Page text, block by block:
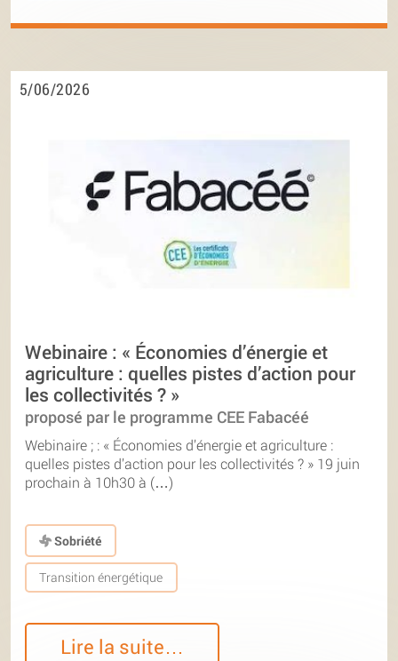
5/06/2026
Webinaire : « Économies d’énergie et
agriculture : quelles pistes d’action pour
les collectivités ? »
proposé par le programme CEE Fabacéé
Webinaire ; : « Économies d’énergie et agriculture :
quelles pistes d’action pour les collectivités ? » 19 juin
prochain à 10h30 à (…)
Sobriété
Transition énergétique
Lire la suite…